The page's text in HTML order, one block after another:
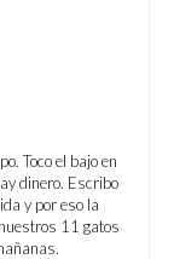
Toco el bajo en
dinero. Escribo
y por eso la
11 gatos